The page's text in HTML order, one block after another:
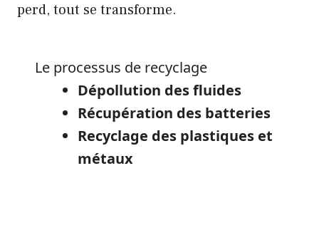
perd, tout se transforme.
Le processus de recyclage
Dépollution des fluides
Récupération des batteries
Recyclage des plastiques et
métaux